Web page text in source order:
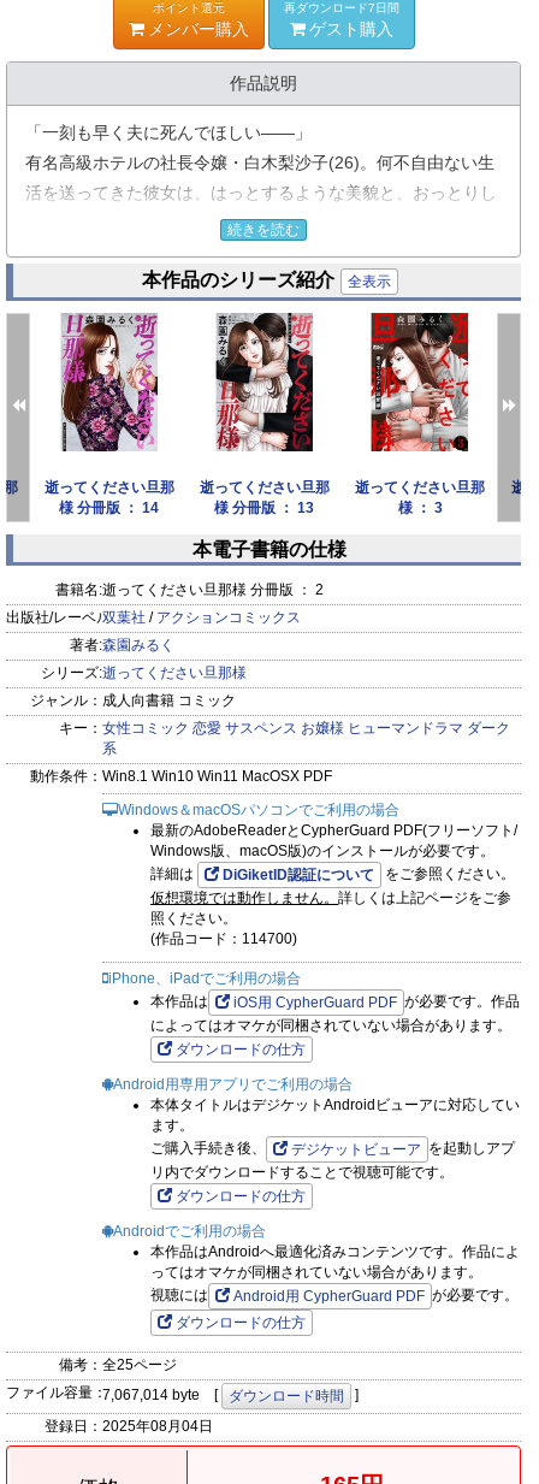
ポイント還元
メンバー購入
再ダウンロード7日間
ゲスト購入
作品説明
「一刻も早く夫に死んでほしい――」
有名高級ホテルの社長令嬢・白木梨沙子(26)。何不自由ない生
活を送ってきた彼女は、はっとするような美貌と、おっとりし
た素直で優しい性格を持ち、言い寄る男は数あれど、男性に対
してはかなり奥手。そんな彼女は、とあるパーティーでテレビ
でも人気の超イケメン弁護士・石野雅也と出会い即座に恋に落
ちる!!
理想の男性からプロポーズされとんとん拍子で結婚することに
なった彼女は幸せの絶頂を噛みしめる。そして1年後――大学
の同窓会で「夫絶命帳」というサイトが話題になっていること
を知る梨沙子。それは夫に苦しめられたあげく結婚生活に絶望
投稿される過激なサイトだった!!
自分とは全く無縁の世界だと眉をひそめる梨沙子…その後に待
ち受ける過酷な運命をその時の彼女は知る由もなかった……
※ 毒りんごcomic ： 106 収録作品
続きを読む
本作品のシリーズ紹介 全表示
那
逝ってください旦那
様 分冊版 ： 14
逝ってください旦那
様 分冊版 ： 13
逝ってください旦那
様 ： 3
逝
prev next
本電子書籍の仕様
書籍名:逝ってください旦那様 分冊版 ： 2
出版社/レーベル:双葉社 / アクションコミックス
著者:森園みるく
シリーズ:逝ってください旦那様
ジャンル： 成人向書籍 コミック
キー： 女性コミック 恋愛 サスペンス お嬢様 ヒューマンドラマ ダーク
系
動作条件： Win8.1 Win10 Win11 MacOSX PDF
Windows＆macOSパソコンでご利用の場合
最新のAdobeReaderとCypherGuard PDF(フリーソフト/
Windows版、macOS版)のインストールが必要です。
詳細は
DiGiketID認証について
をご参照ください。
仮想環境では動作しません。 詳しくは上記ページをご参
照ください。
(作品コード：114700)
iPhone、iPadでご利用の場合
本作品は
iOS用 CypherGuard PDF が必要です。作品
によってはオマケが同梱されていない場合があります。
ダウンロードの仕方
Android用専用アプリでご利用の場合
本体タイトルはデジケットAndroidビューアに対応してい
ます。
ご購入手続き後、
デジケットビューア を起動しアプ
リ内でダウンロードすることで視聴可能です。
ダウンロードの仕方
Androidでご利用の場合
本作品はAndroidへ最適化済みコンテンツです。作品によ
ってはオマケが同梱されていない場合があります。
視聴には
Android用 CypherGuard PDF が必要です。
ダウンロードの仕方
備考： 全25ページ
ファイル容量：7,067,014 byte [ ダウンロード時間
]
登録日： 2025年08月04日